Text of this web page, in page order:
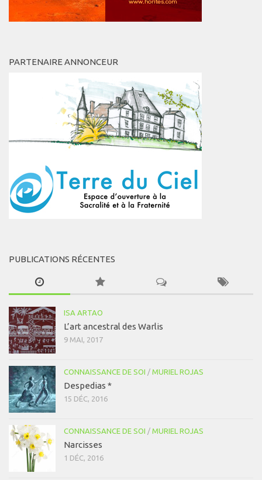
PARTENAIRE ANNONCEUR
PUBLICATIONS RÉCENTES
ISA ARTAO
L’art ancestral des Warlis
9 MAI, 2017
CONNAISSANCE DE SOI / MURIEL ROJAS
Despedias *
15 DÉC, 2016
CONNAISSANCE DE SOI / MURIEL ROJAS
Narcisses
1 DÉC, 2016